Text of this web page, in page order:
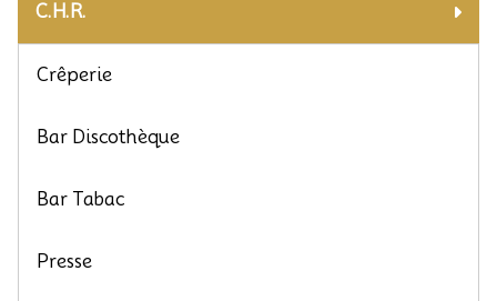
C.H.R.
Crêperie
Bar Discothèque
Bar Tabac
Presse